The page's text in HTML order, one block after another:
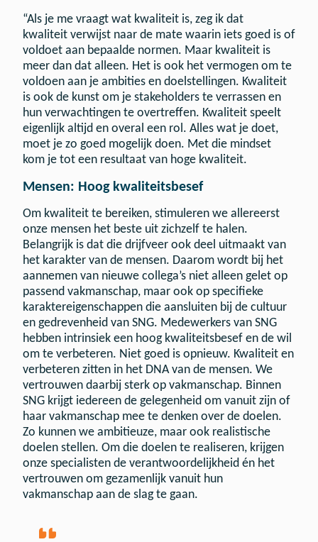
“Als je me vraagt wat kwaliteit is, zeg ik dat
kwaliteit verwijst naar de mate waarin iets goed is of
voldoet aan bepaalde normen. Maar kwaliteit is
meer dan dat alleen. Het is ook het vermogen om te
voldoen aan je ambities en doelstellingen. Kwaliteit
is ook de kunst om je stakeholders te verrassen en
hun verwachtingen te overtreffen. Kwaliteit speelt
eigenlijk altijd en overal een rol. Alles wat je doet,
moet je zo goed mogelijk doen. Met die mindset
kom je tot een resultaat van hoge kwaliteit.
Mensen: Hoog kwaliteitsbesef
Om kwaliteit te bereiken, stimuleren we allereerst
onze mensen het beste uit zichzelf te halen.
Belangrijk is dat die drijfveer ook deel uitmaakt van
het karakter van de mensen. Daarom wordt bij het
aannemen van nieuwe collega’s niet alleen gelet op
passend vakmanschap, maar ook op specifieke
karaktereigenschappen die aansluiten bij de cultuur
en gedrevenheid van SNG. Medewerkers van SNG
hebben intrinsiek een hoog kwaliteitsbesef en de wil
om te verbeteren. Niet goed is opnieuw. Kwaliteit en
verbeteren zitten in het DNA van de mensen. We
vertrouwen daarbij sterk op vakmanschap. Binnen
SNG krijgt iedereen de gelegenheid om vanuit zijn of
haar vakmanschap mee te denken over de doelen.
Zo kunnen we ambitieuze, maar ook realistische
doelen stellen. Om die doelen te realiseren, krijgen
onze specialisten de verantwoordelijkheid én het
vertrouwen om gezamenlijk vanuit hun
vakmanschap aan de slag te gaan.